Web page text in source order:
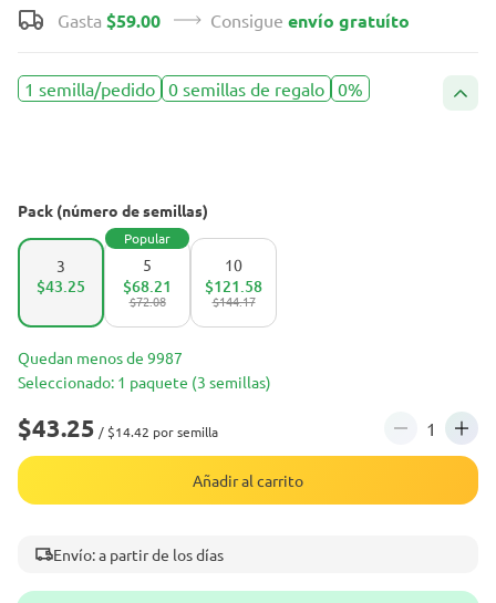
Gasta $59.00 Consigue envío gratuíto
1 semilla/pedido 0 semillas de regalo 0%
Pack (número de semillas)
3
$43.25
5
Popular
$72.08
$68.21
10
$144.17
$121.58
Quedan menos de 9987
Seleccionado: 1 paquete (3 semillas)
$43.25 / $14.42 por semilla
Añadir al carrito
Envío: a partir de los días